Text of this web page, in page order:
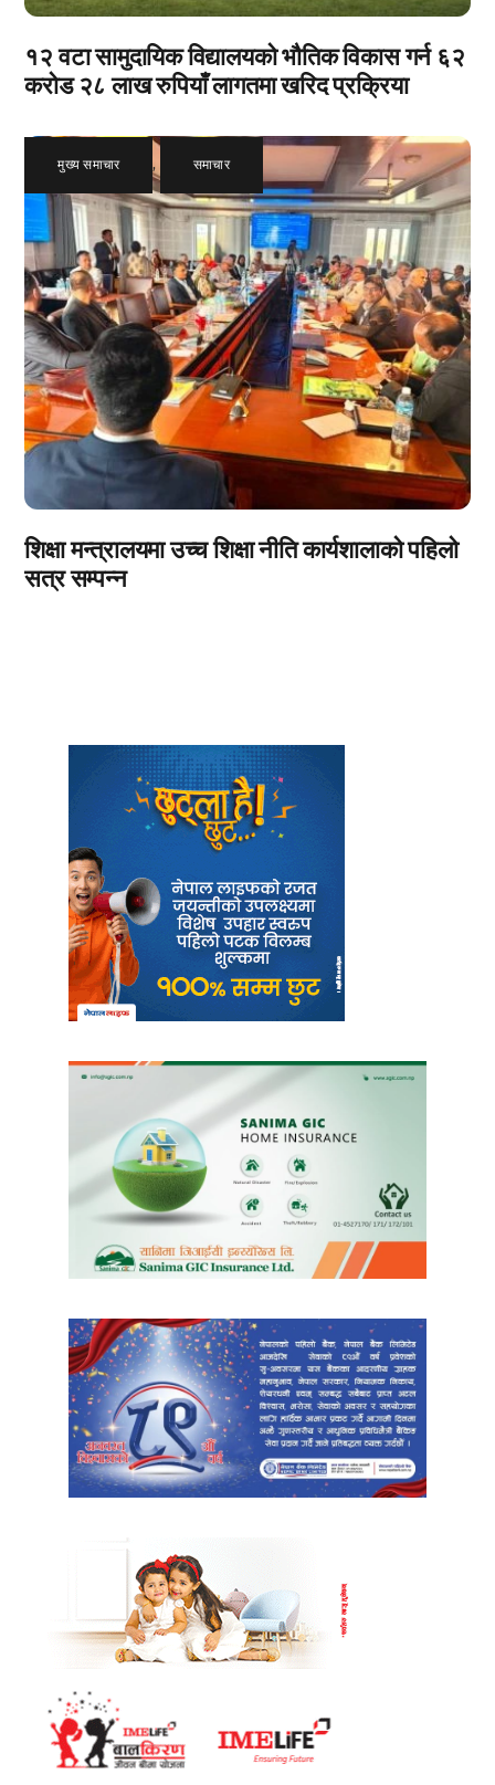
१२ वटा सामुदायिक विद्यालयको भौतिक विकास गर्न ६२
करोड २८ लाख रुपियाँ लागतमा खरिद प्रक्रिया
मुख्य समाचार , समाचार
शिक्षा मन्त्रालयमा उच्च शिक्षा नीति कार्यशालाको पहिलो
सत्र सम्पन्न